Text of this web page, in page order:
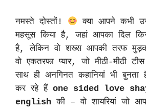
नमस्ते दोस्तों!
क्या आपने कभी
महसूस किया है, जहां आपका दिल
है, लेकिन वो शख्स आपकी तरफ
वो एकतरफा प्यार, जो मीठी-मीठी
साथ ही अनगिनत कहानियां भी
कर रहे हैं one sided love
english की – वो शायरियां जो